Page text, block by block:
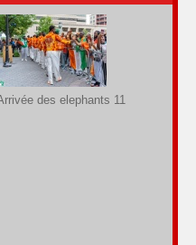
des elephants 11